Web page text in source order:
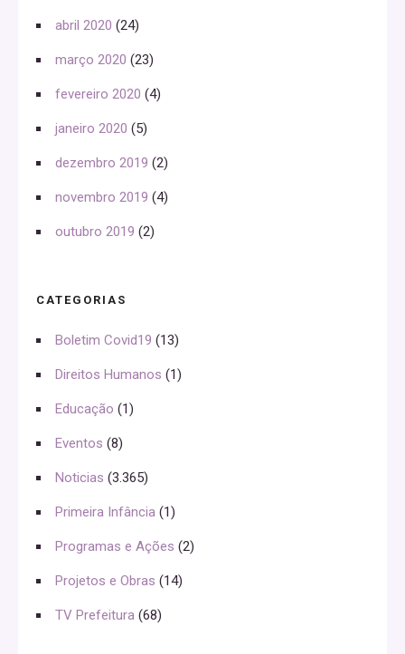
abril 2020 (24)
março 2020 (23)
fevereiro 2020 (4)
janeiro 2020 (5)
dezembro 2019 (2)
novembro 2019 (4)
outubro 2019 (2)
CATEGORIAS
Boletim Covid19 (13)
Direitos Humanos (1)
Educação (1)
Eventos (8)
Noticias (3.365)
Primeira Infância (1)
Programas e Ações (2)
Projetos e Obras (14)
TV Prefeitura (68)